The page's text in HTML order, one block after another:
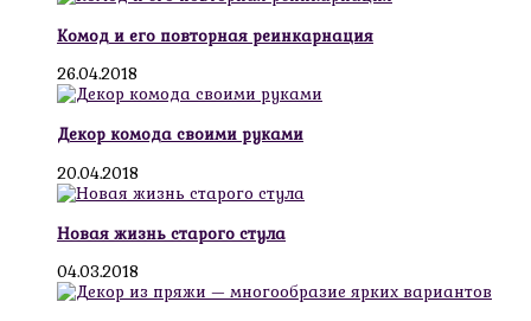
Комод и его повторная реинкарнация
26.04.2018
Декор комода своими руками
20.04.2018
Новая жизнь старого стула
04.03.2018